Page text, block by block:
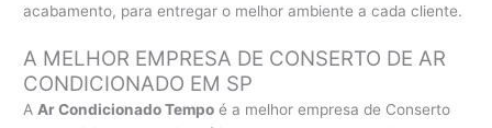
acabamento, para entregar o melhor ambiente a cada cliente.
A MELHOR EMPRESA DE CONSERTO DE AR
CONDICIONADO EM SP
A Ar Condicionado Tempo é a melhor empresa de Conserto